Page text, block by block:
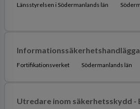
Länsstyrelsen i Södermanlands län
Fortifikationsverket Södermanlands län
Utredare inom säkerhetsskydd -